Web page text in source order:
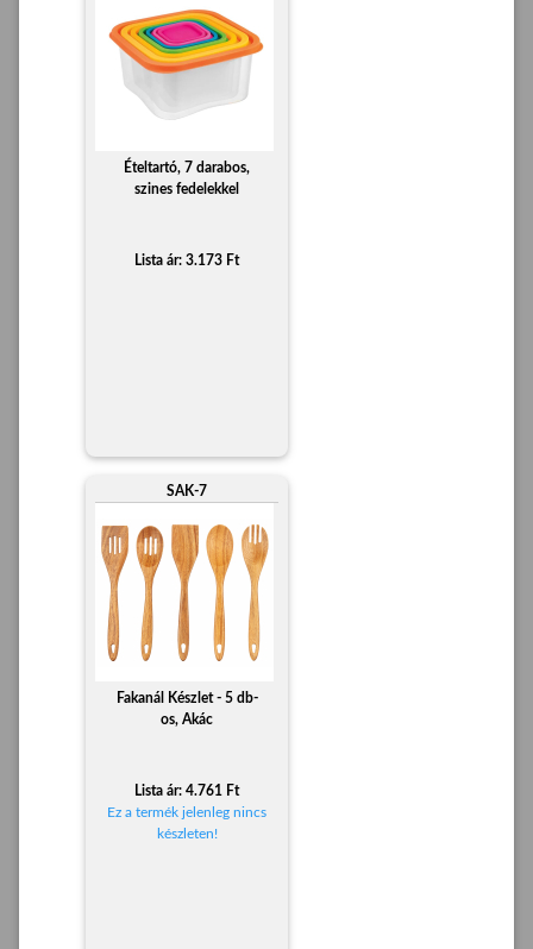
Ételtartó, 7 darabos,
szines fedelekkel
Lista ár: 3.173 Ft
SAK-7
Fakanál Készlet - 5 db-
os, Akác
Lista ár: 4.761 Ft
Ez a termék jelenleg nincs
készleten!